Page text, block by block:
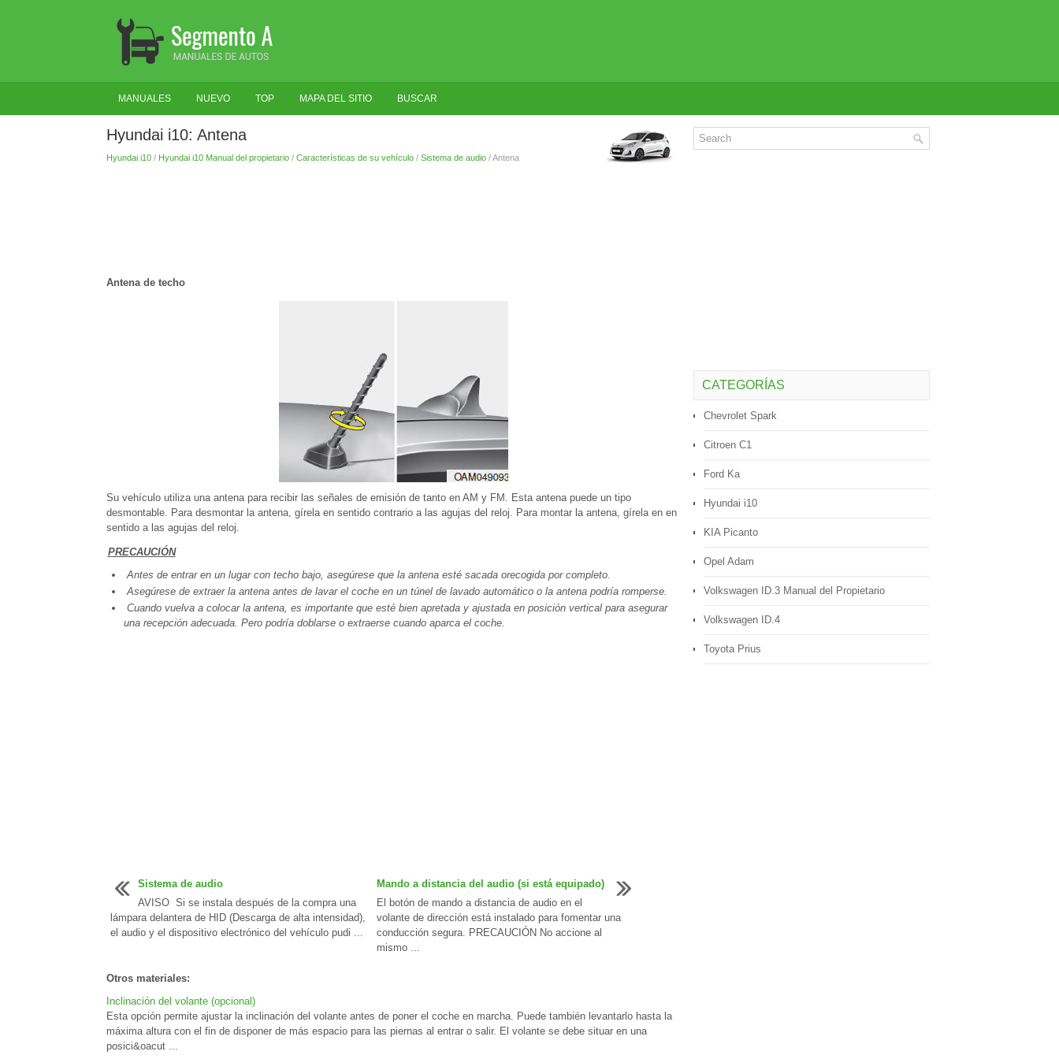
MANUALES NUEVO TOP MAPA DEL SITIO BUSCAR
Hyundai i10: Antena
Hyundai i10/ Hyundai i10 Manual del propietario/ Características de su vehículo/ Sistema de audio/ Antena
Antena de techo
Su vehículo utiliza una antena para recibir las señales de emisión de tanto en AM y FM. Esta antena puede un tipo
desmontable. Para desmontar la antena, gírela en sentido contrario a las agujas del reloj. Para montar la antena, gírela en en
sentido a las agujas del reloj.
PRECAUCIÓN
Antes de entrar en un lugar con techo bajo, asegúrese que la antena esté sacada orecogida por completo.
Asegúrese de extraer la antena antes de lavar el coche en un túnel de lavado automático o la antena podría romperse.
Cuando vuelva a colocar la antena, es importante que esté bien apretada y ajustada en posición vertical para asegurar
una recepción adecuada. Pero podría doblarse o extraerse cuando aparca el coche.
Sistema de audio
AVISO Si se instala después de la compra una
lámpara delantera de HID (Descarga de alta intensidad),
el audio y el dispositivo electrónico del vehículo pudi ...
Mando a distancia del audio (si está equipado)
El botón de mando a distancia de audio en el
volante de dirección está instalado para fomentar una
conducción segura. PRECAUCIÓN No accione al
mismo ...
Otros materiales:
Inclinación del volante (opcional)
Esta opción permite ajustar la inclinación del volante antes de poner el coche en marcha. Puede también levantarlo hasta la
máxima altura con el fin de disponer de más espacio para las piernas al entrar o salir. El volante se debe situar en una
posici&oacut ...
CATEGORÍAS
Chevrolet Spark
Citroen C1
Ford Ka
Hyundai i10
KIA Picanto
Opel Adam
Volkswagen ID.3 Manual del Propietario
Volkswagen ID.4
Toyota Prius